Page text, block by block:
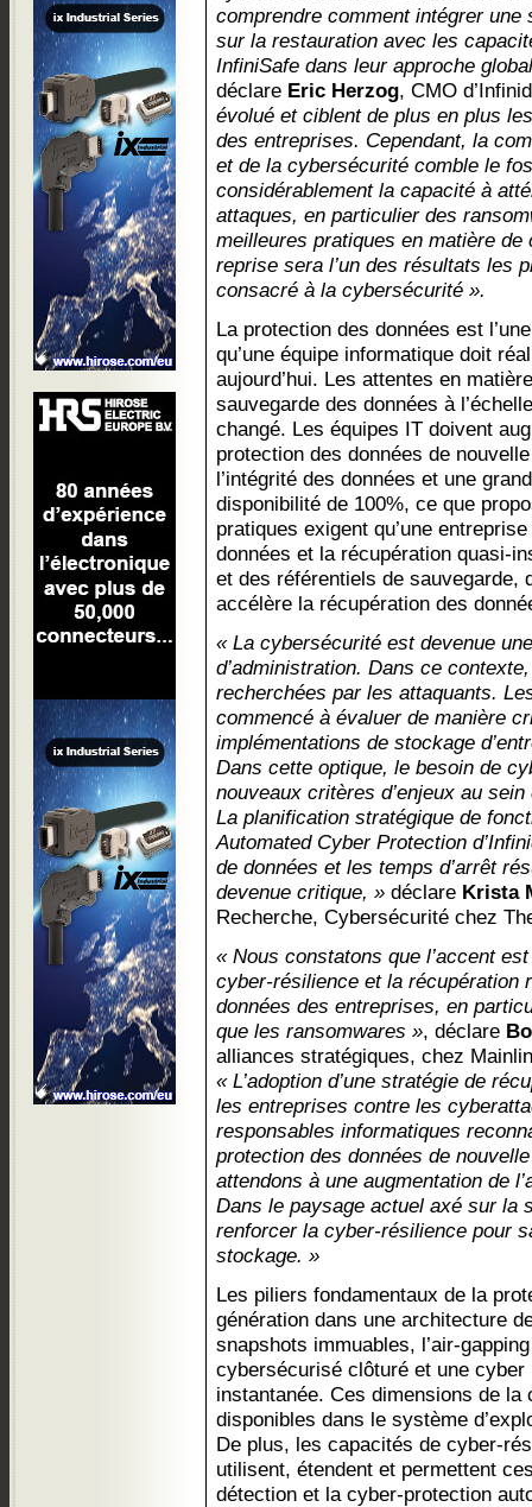
comprendre comment intégrer
sur la restauration avec les
InfiniSafe dans leur approche
déclare Eric Herzog, CMO
évolué et ciblent de plus en plus
des entreprises. Cependant, la
et de la cybersécurité comble le
considérablement la capacité à
attaques, en particulier des
meilleures pratiques en matière
reprise sera l’un des résultats les
consacré à la cybersécurité ».
La protection des données est
qu’une équipe informatique doit
aujourd’hui. Les attentes en
sauvegarde des données à
changé. Les équipes IT doivent
protection des données de
l’intégrité des données et une
disponibilité de 100%, ce que
pratiques exigent qu’une
données et la récupération quasi-
et des référentiels de sauvegarde,
accélère la récupération des
« La cybersécurité est devenue
d’administration. Dans ce
recherchées par les attaquants.
commencé à évaluer de manière
implémentations de stockage
Dans cette optique, le besoin de
nouveaux critères d’enjeux au
La planification stratégique de
Automated Cyber Protection
de données et les temps d’arrêt
devenue critique, » déclare Krista
Recherche, Cybersécurité chez
« Nous constatons que l’accent
cyber-résilience et la récupération
données des entreprises, en
que les ransomwares », déclare
alliances stratégiques, chez
« L’adoption d’une stratégie de
les entreprises contre les
responsables informatiques
protection des données de
attendons à une augmentation de
Dans le paysage actuel axé sur la
renforcer la cyber-résilience pour
stockage. »
Les piliers fondamentaux de la
génération dans une architecture
snapshots immuables, l’air-
cybersécurisé clôturé et une cyber
instantanée. Ces dimensions de
disponibles dans le système
De plus, les capacités de cyber-
utilisent, étendent et permettent
détection et la cyber-protection